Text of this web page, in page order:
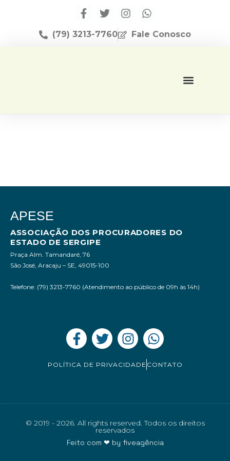
(79) 3213-7760 Fale Conosco
APESE
ASSOCIAÇÃO DOS PROCURADORES DO
ESTADO DE SERGIPE
Praça Alm. Tamandaré, 76
São José, Aracaju – SE, 49015-100
Telefone: (79) 3213-7760 (Atendimento ao público de 09h às 14h)
POLÍTICA DE PRIVACIDADE CONTATO
© 2019 - 2026. All rights reserved. Todos os direitos
reservados
Feito com ❤ by fiveagência